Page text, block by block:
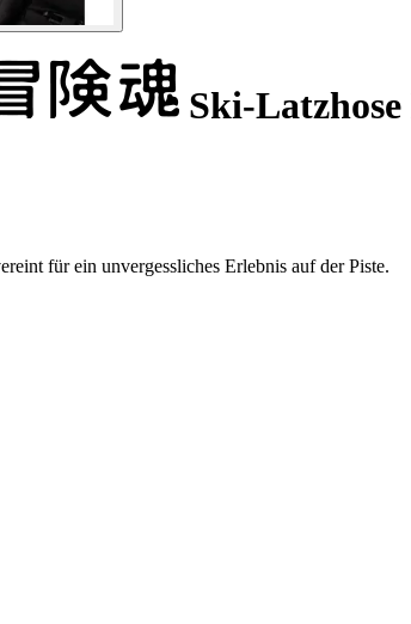
Ski-
für ein unvergessliches Erlebnis auf der Piste.